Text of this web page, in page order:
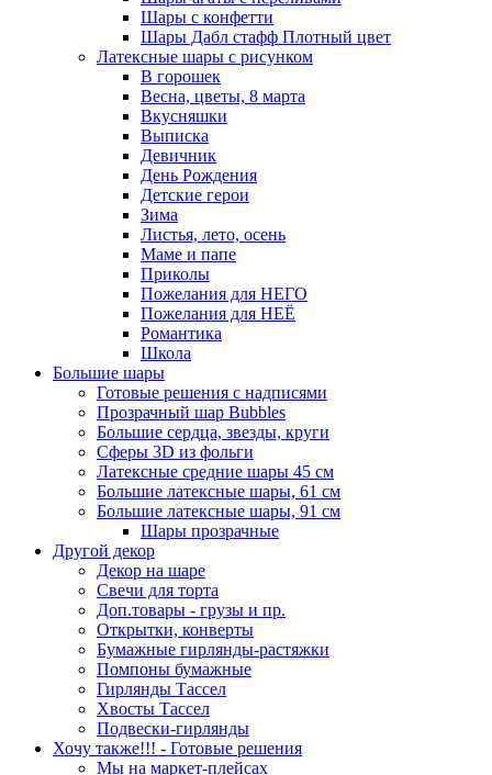
Шары с конфетти
Шары Дабл стафф Плотный цвет
Латексные шары с рисунком
В горошек
Весна, цветы, 8 марта
Вкусняшки
Выписка
Девичник
День Рождения
Детские герои
Зима
Листья, лето, осень
Маме и папе
Приколы
Пожелания для НЕГО
Пожелания для НЕЁ
Романтика
Школа
Большие шары
Готовые решения с надписями
Прозрачный шар Bubbles
Большие сердца, звезды, круги
Сферы 3D из фольги
Латексные средние шары 45 см
Большие латексные шары, 61 см
Большие латексные шары, 91 см
Шары прозрачные
Другой декор
Декор на шаре
Свечи для торта
Доп.товары - грузы и пр.
Открытки, конверты
Бумажные гирлянды-растяжки
Помпоны бумажные
Гирлянды Тассел
Хвосты Тассел
Подвески-гирлянды
Хочу также!!! - Готовые решения
Мы на маркет-плейсах